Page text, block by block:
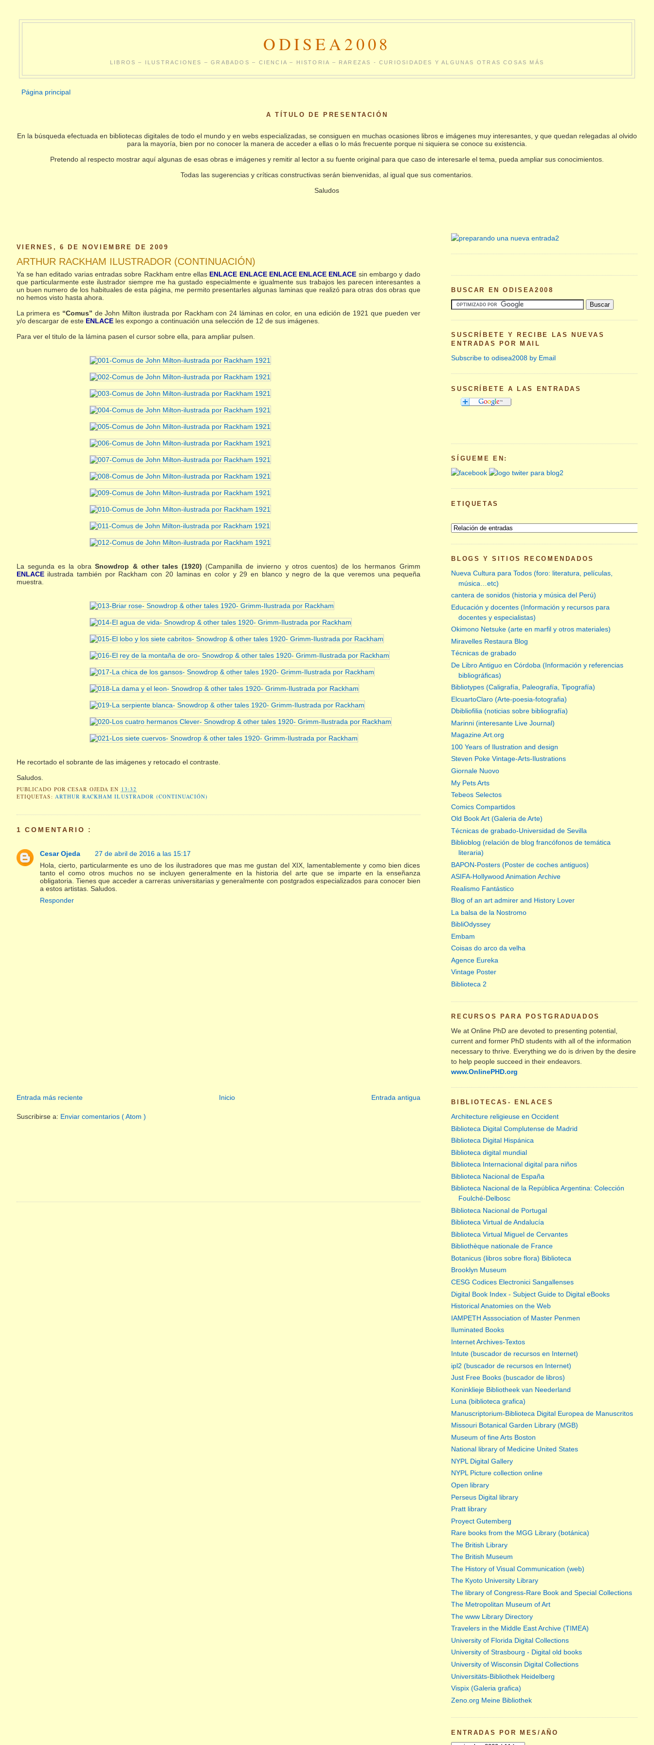
ODISEA2008
LIBROS – ILUSTRACIONES – GRABADOS – CIENCIA – HISTORIA – RAREZAS - CURIOSIDADES Y ALGUNAS OTRAS COSAS MÁS
Página principal
A TÍTULO DE PRESENTACIÓN
En la búsqueda efectuada en bibliotecas digitales de todo el mundo y en webs especializadas, se consiguen en muchas ocasiones libros e imágenes muy interesantes, y que quedan relegadas al olvido
para la mayoría, bien por no conocer la manera de acceder a ellas o lo más frecuente porque ni siquiera se conoce su existencia.
Pretendo al respecto mostrar aquí algunas de esas obras e imágenes y remitir al lector a su fuente original para que caso de interesarle el tema, pueda ampliar sus conocimientos.
Todas las sugerencias y críticas constructivas serán bienvenidas, al igual que sus comentarios.
Saludos
VIERNES, 6 DE NOVIEMBRE DE 2009
ARTHUR RACKHAM ILUSTRADOR (CONTINUACIÓN)
Ya se han editado varias entradas sobre Rackham entre ellas ENLACE ENLACE ENLACE ENLACE ENLACE sin embargo y dado
que particularmente este ilustrador siempre me ha gustado especialmente e igualmente sus trabajos les parecen interesantes a
un buen numero de los habituales de esta página, me permito presentarles algunas laminas que realizó para otras dos obras que
no hemos visto hasta ahora.
La primera es “Comus” de John Milton ilustrada por Rackham con 24 láminas en color, en una edición de 1921 que pueden ver
y/o descargar de este ENLACEles expongo a continuación una selección de 12 de sus imágenes.
Para ver el titulo de la lámina pasen el cursor sobre ella, para ampliar pulsen.
La segunda es la obraSnowdrop & other tales (1920) (Campanilla de invierno y otros cuentos) de los hermanos Grimm
ENLACEilustrada también por Rackham con 20 laminas en color y 29 en blanco y negro de la que veremos una pequeña
muestra.
He recortado el sobrante de las imágenes y retocado el contraste.
Saludos.
PUBLICADO PORCESAR OJEDAEN 13:32
ETIQUETAS: ARTHUR RACKHAM ILUSTRADOR (CONTINUACIÓN)
1 COMENTARIO :
Cesar Ojeda
27 de abril de 2016 a las 15:17
Hola, cierto, particularmente es uno de los ilustradores que mas me gustan del XIX, lamentablemente y como bien dices
tanto el como otros muchos no se incluyen generalmente en la historia del arte que se imparte en la enseñanza
obligatoria. Tienes que acceder a carreras universitarias y generalmente con postgrados especializados para conocer bien
a estos artistas. Saludos.
Responder
Entrada más reciente Entrada antigua
Inicio
Suscribirse a: Enviar comentarios ( Atom )
BUSCAR EN ODISEA2008
SUSCRÍBETE Y RECIBE LAS NUEVAS
ENTRADAS POR MAIL
Subscribe to odisea2008 by Email
SUSCRÍBETE A LAS ENTRADAS
SÍGUEME EN:
ETIQUETAS
BLOGS Y SITIOS RECOMENDADOS
Nueva Cultura para Todos (foro: literatura, películas,
música…etc)
cantera de sonidos (historia y música del Perú)
Educación y docentes (Información y recursos para
docentes y especialistas)
Okimono Netsuke (arte en marfil y otros materiales)
Miravelles Restaura Blog
Técnicas de grabado
De Libro Antiguo en Córdoba (Información y referencias
bibliográficas)
Bibliotypes (Caligrafía, Paleografía, Tipografía)
ElcuartoClaro (Arte-poesia-fotografia)
Dbibliofilia (noticias sobre bibliografía)
Marinni (interesante Live Journal)
Magazine.Art.org
100 Years of Ilustration and design
Steven Poke Vintage-Arts-Ilustrations
Giornale Nuovo
My Pets Arts
Tebeos Selectos
Comics Compartidos
Old Book Art (Galeria de Arte)
Técnicas de grabado-Universidad de Sevilla
Biblioblog (relación de blog francófonos de temática
literaria)
BAPON-Posters (Poster de coches antiguos)
ASIFA-Hollywood Animation Archive
Realismo Fantástico
Blog of an art admirer and History Lover
La balsa de la Nostromo
BibliOdyssey
Embam
Coisas do arco da velha
Agence Eureka
Vintage Poster
Biblioteca 2
RECURSOS PARA POSTGRADUADOS
We at Online PhD are devoted to presenting potential,
current and former PhD students with all of the information
necessary to thrive. Everything we do is driven by the desire
to help people succeed in their endeavors.
www.OnlinePHD.org
BIBLIOTECAS- ENLACES
Architecture religieuse en Occident
Biblioteca Digital Complutense de Madrid
Biblioteca Digital Hispánica
Biblioteca digital mundial
Biblioteca Internacional digital para niños
Biblioteca Nacional de España
Biblioteca Nacional de la República Argentina: Colección
Foulché-Delbosc
Biblioteca Nacional de Portugal
Biblioteca Virtual de Andalucía
Biblioteca Virtual Miguel de Cervantes
Bibliothèque nationale de France
Botanicus (libros sobre flora) Biblioteca
Brooklyn Museum
CESG Codices Electronici Sangallenses
Digital Book Index - Subject Guide to Digital eBooks
Historical Anatomies on the Web
IAMPETH Asssociation of Master Penmen
Iluminated Books
Internet Archives-Textos
Intute (buscador de recursos en Internet)
ipl2 (buscador de recursos en Internet)
Just Free Books (buscador de libros)
Koninklieje Bibliotheek van Neederland
Luna (biblioteca grafica)
Manuscriptorium-Biblioteca Digital Europea de Manuscritos
Missouri Botanical Garden Library (MGB)
Museum of fine Arts Boston
National library of Medicine United States
NYPL Digital Gallery
NYPL Picture collection online
Open library
Perseus Digital library
Pratt library
Proyect Gutemberg
Rare books from the MGG Library (botánica)
The British Library
The British Museum
The History of Visual Communication (web)
The Kyoto University Library
The library of Congress-Rare Book and Special Collections
The Metropolitan Museum of Art
The www Library Directory
Travelers in the Middle East Archive (TIMEA)
University of Florida Digital Collections
University of Strasbourg - Digital old books
University of Wisconsin Digital Collections
Universitäts-Bibliothek Heidelberg
Vispix (Galeria grafica)
Zeno.org Meine Bibliothek
ENTRADAS POR MES/AÑO